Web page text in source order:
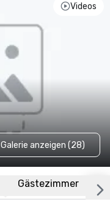
Videos
Galerie anzeigen (28)
Gästezimmer